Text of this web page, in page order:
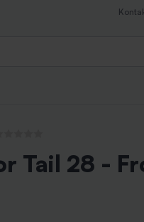
Tail 28 -